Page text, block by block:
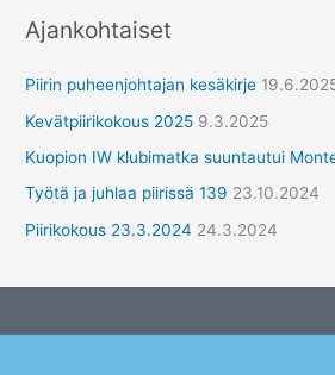
y
t
Ajankohtaiset
Piirin puheenjohtajan kesäkirje
Kevätpiirikokous 2025 9.3.2025
Kuopion IW klubimatka suuntautui
Työtä ja juhlaa piirissä 139 23.10.2024
Piirikokous 23.3.2024 24.3.2024